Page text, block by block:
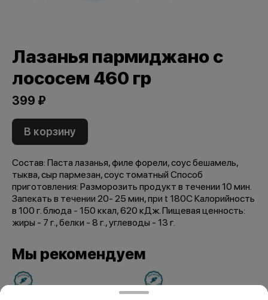
Лазанья пармиджано с
лососем 460 гр
399 ₽
В корзину
Состав: Паста лазанья, филе форели, соус бешамель,
тыква, сыр пармезан, соус томатный Способ
приготовления: Разморозить продукт в течении 10 мин.
Запекать в течении 20- 25 мин, при t 180C Калорийность
в 100 г. блюда - 150 ккал, 620 кДж. Пищевая ценность:
жиры - 7 г., белки - 8 г., углеводы - 13 г.
Мы рекомендуем